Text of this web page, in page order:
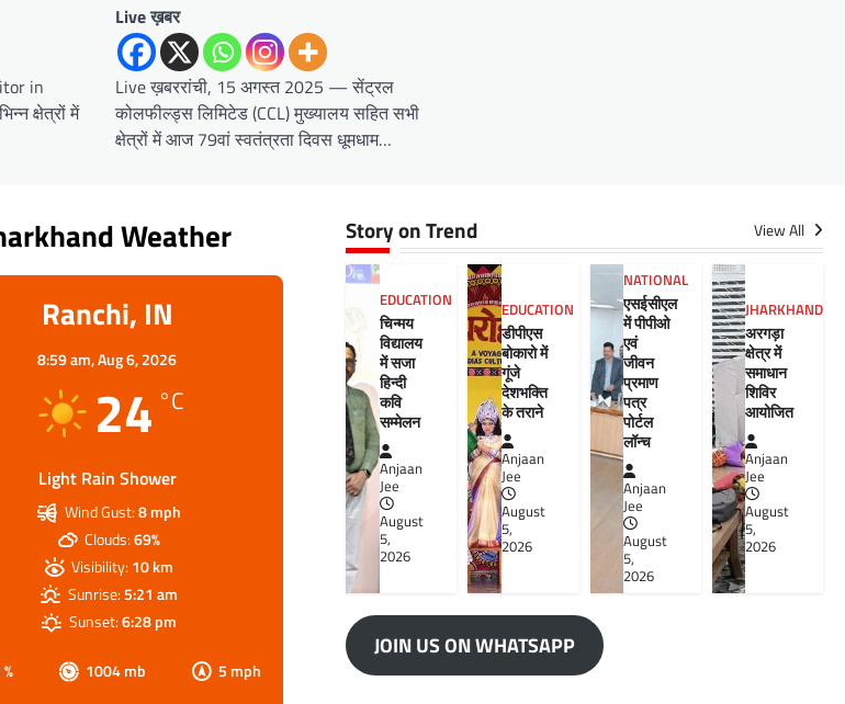
in
क्षेत्रों में
Live ख़बर
Live ख़बररांची, 15 अगस्त 2025 — सेंट्रल
कोलफील्ड्स लिमिटेड (CCL) मुख्यालय सहित सभी
क्षेत्रों में आज 79वां स्वतंत्रता दिवस धूमधाम…
Weather
Ranchi, IN
8:59 am,Aug 6, 2026
24 °C
Light Rain Shower
1004 mb 5 mph
Wind Gust:8 mph
Clouds:69%
Visibility:10 km
Sunrise:5:21 am
Sunset:6:28 pm
Story on Trend View All
EDUCATION
चिन्मय
विद्यालय
में सजा
हिन्दी
कवि
सम्मेलन
Anjaan
Jee
August
5,
2026
EDUCATION
डीपीएस
बोकारो में
गूंजे
देशभक्ति
के तराने
Anjaan
Jee
August
5,
2026
NATIONAL
एसईसीएल
में पीपीओ
एवं
जीवन
प्रमाण
पत्र
पोर्टल
लॉन्च
Anjaan
Jee
August
5,
2026
JHARKHAND
अरगड़ा
क्षेत्र में
समाधान
शिविर
आयोजित
Anjaan
Jee
August
5,
2026
JOIN US ON WHATSAPP